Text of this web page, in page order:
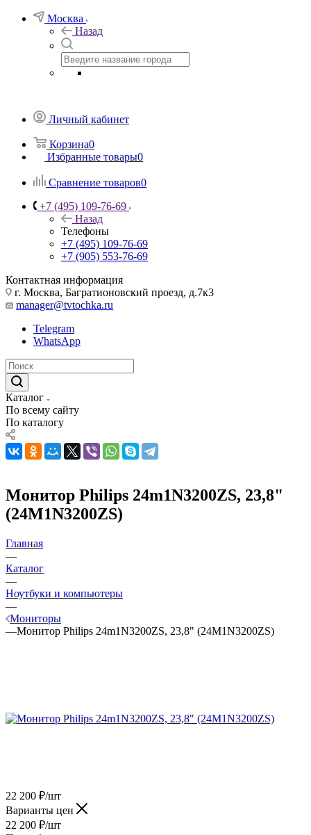
Москва
Назад
Личный кабинет
Корзина0
Избранные товары0
Сравнение товаров0
+7 (495) 109-76-69
Назад
Телефоны
+7 (495) 109-76-69
+7 (905) 553-76-69
Контактная информация
г. Москва, Багратионовский проезд, д.7к3
manager@tvtochka.ru
Telegram
WhatsApp
Каталог
По всему сайту
По каталогу
Монитор Philips 24m1N3200ZS, 23,8"
(24M1N3200ZS)
Главная
—
Каталог
—
Ноутбуки и компьютеры
—
Мониторы
—Монитор Philips 24m1N3200ZS, 23,8" (24M1N3200ZS)
22 200 ₽/шт
Варианты цен
22 200 ₽/шт